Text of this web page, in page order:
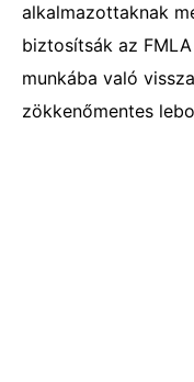
alkalmazottaknak
biztosítsák az
munkába való
zökkenőmentes